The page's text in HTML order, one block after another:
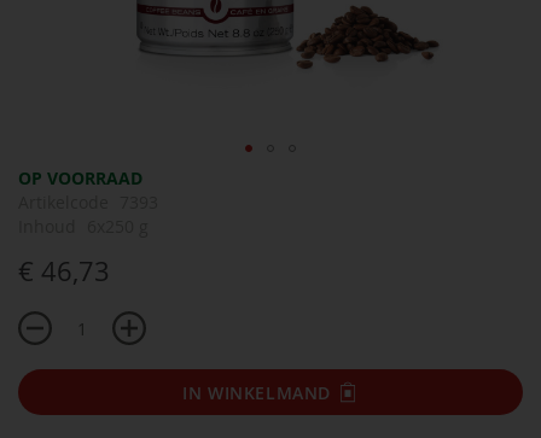
OP VOORRAAD
€ 46,73
IN WINKELMAND
Ga
van
afbeeldingen-
gallerij